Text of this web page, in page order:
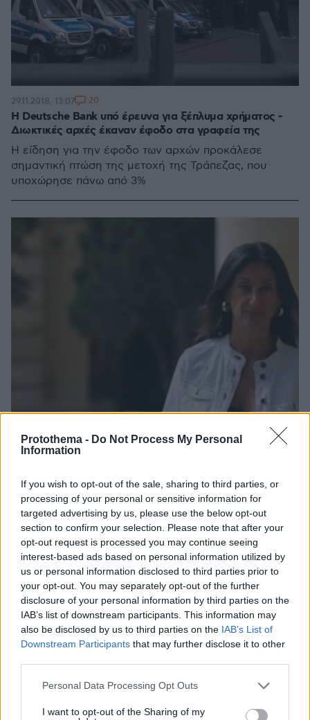
Protothema - Do Not Process My Personal
Information
If you wish to opt-out of the sale, sharing to third parties, or
processing of your personal or sensitive information for
targeted advertising by us, please use the below opt-out
section to confirm your selection. Please note that after your
opt-out request is processed you may continue seeing
interest-based ads based on personal information utilized by
us or personal information disclosed to third parties prior to
your opt-out. You may separately opt-out of the further
disclosure of your personal information by third parties on the
IAB’s list of downstream participants. This information may
also be disclosed by us to third parties on the IAB’s List of
Downstream Participants that may further disclose it to other
Please note that this website/app uses one or more Google
not limited to your visit or usage behaviour. You may click to
Personal Data Processing Opt Outs
I want to opt-out of the Sharing of my
Η Deutsche Bank υπό έρευνα για ξέπλυμα χρήματος -
Διωκτικές αρχές έκαναν έφοδο στα γραφεία της
Η είδηση για την έφοδο των αρχών προκάλεσε
σημαντική πτώση της μετοχή της Τράπεζας, που
υποχώρησε πάνω από 3%
29.11.2018, 13:07 20
Sunday Times: Βρήκαν τους εντολείς της δολοφονίας
της Μαλτέζας δημοσιογράφου
Πρόκειται για μία ομάδα από περισσότερους των δύο
Μαλτέζων - Έχουν ήδη συλληφθεί τρία άτομα για τη
δολοφονία - Η Ντάφνι Γκαρουάνα Γκαλιζία
δολοφονήθηκε το 2017 από βόμβα που είχε
τοποθετηθεί στο αυτοκίνητό της - Ερευνούσε τα
Panama Papers
18.11.2018, 23:38